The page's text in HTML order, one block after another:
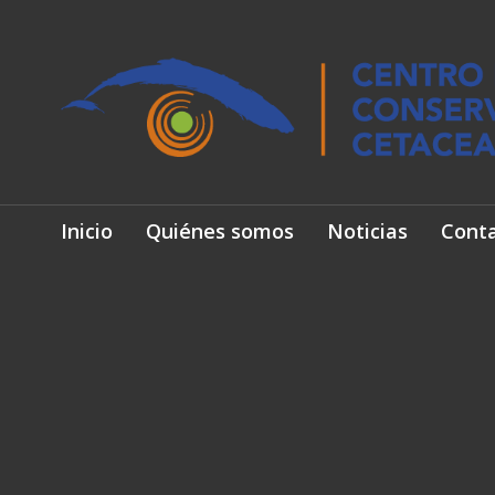
Inicio Quiénes somos Noticias